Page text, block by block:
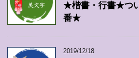
★楷書・行書★つ
番★
2019/12/18